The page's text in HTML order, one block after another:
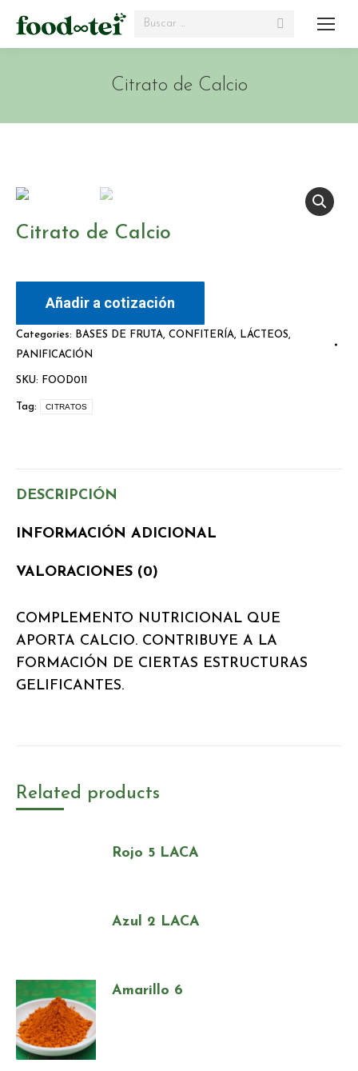
Search:
Citrato de Calcio
Citrato de Calcio
Añadir a cotización
Categories: BASES DE FRUTA, CONFITERÍA, LÁCTEOS,
PANIFICACIÓN
SKU: FOOD011
Tag: CITRATOS
DESCRIPCIÓN
INFORMACIÓN ADICIONAL
VALORACIONES (0)
COMPLEMENTO NUTRICIONAL QUE
APORTA CALCIO. CONTRIBUYE A LA
FORMACIÓN DE CIERTAS ESTRUCTURAS
GELIFICANTES.
Related products
Rojo 5 LACA
Azul 2 LACA
Amarillo 6